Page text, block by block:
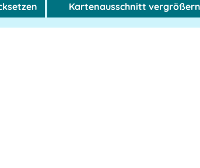
Kartenausschnitt vergrößern